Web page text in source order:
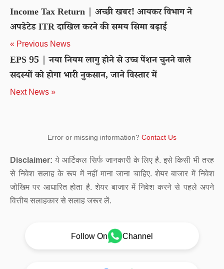
Income Tax Return | अच्छी खबर! आयकर विभाग ने
अपडेटेड ITR दाखिल करने की समय सिमा बढ़ाई
« Previous News
EPS 95 | नया नियम लागु होने से उच्च पेंशन चुनने वाले
सदस्यों को होगा भारी नुकसान, जाने विस्तार में
Next News »
Error or missing information? Contact Us
Disclaimer: ये आर्टिकल सिर्फ जानकारी के लिए है. इसे किसी भी तरह
से निवेश सलाह के रूप में नहीं माना जाना चाहिए. शेयर बाजार में निवेश
जोखिम पर आधारित होता है. शेयर बाजार में निवेश करने से पहले अपने
वित्तीय सलाहकार से सलाह जरूर लें.
Follow On Channel